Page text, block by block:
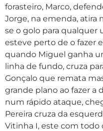
forasteiro, Marco,
Jorge, na emenda, atira
se o golo para qualquer
esteve perto de o fazer
quando Miguel ganha
linha de fundo, cruza
Gonçalo que remata
grande plano ao fazer a
num rápido ataque,
Pereira cruza da
Vitinha I, este com